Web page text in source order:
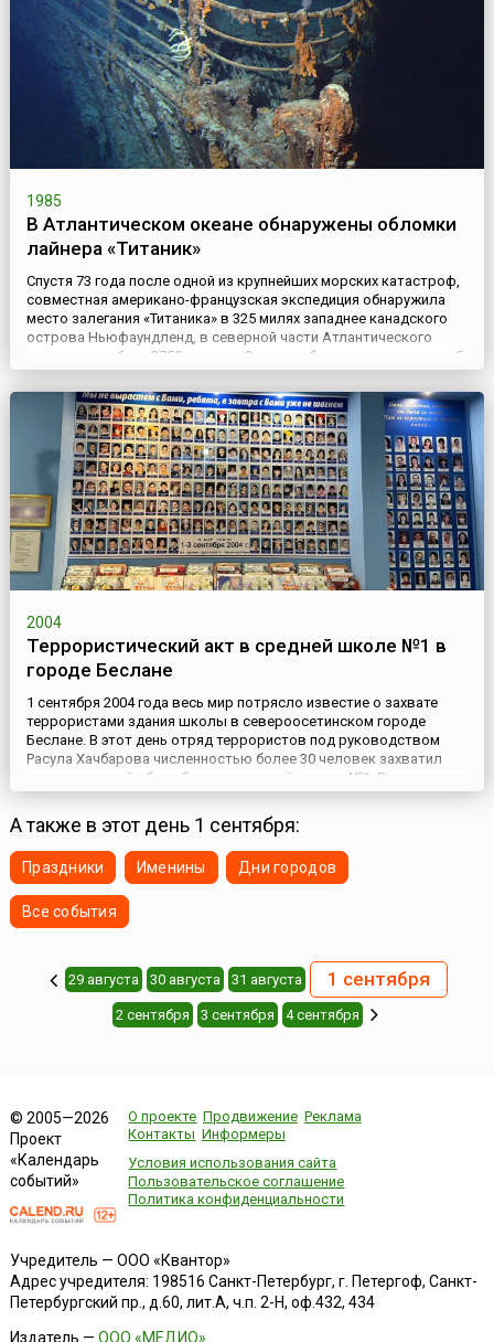
1985
В Атлантическом океане обнаружены обломки
лайнера «Титаник»
Спустя 73 года после одной из крупнейших морских катастроф,
совместная американо-французская экспедиция обнаружила
место залегания «Титаника» в 325 милях западнее канадского
острова Ньюфаундленд, в северной части Атлантического
океана на глубине 3750 метров. С тех пор было поднято около 5
тысяч артефактов, обнаруженных среди обломков «Титаника».
У останков корабля побывало множество подводных лодо...
2004
Террористический акт в средней школе №1 в
городе Беслане
1 сентября 2004 года весь мир потрясло известие о захвате
террористами здания школы в североосетинском городе
Беслане. В этот день отряд террористов под руководством
Расула Хачбарова численностью более 30 человек захватил
здание средней общеобразовательной школы №1. Во время
праздничной линейки во дворе школы вооруженные люди,
открыв стрельбу поверх голов собравшихся, стали сгонять
всех присут...
А также в этот день 1 сентября:
Праздники Именины Дни городов
Все события
29 августа 30 августа 31 августа 1 сентября
2 сентября 3 сентября 4 сентября
© 2005—2026
Проект
«Календарь
событий»
О проекте Продвижение Реклама
Контакты Информеры
Условия использования сайта
Пользовательское соглашение
Политика конфиденциальности
Учредитель — ООО «Квантор»
Адрес учредителя: 198516 Санкт-Петербург, г. Петергоф, Санкт-
Петербургский пр., д.60, лит.А, ч.п. 2-Н, оф.432, 434
Издатель — ООО «МЕДИО»